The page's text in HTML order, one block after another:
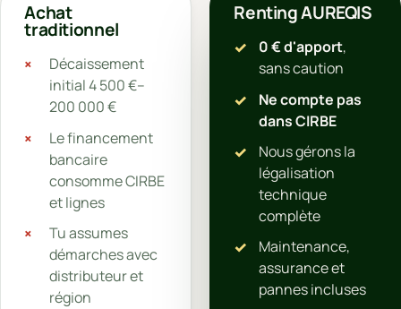
Achat
traditionnel
Décaissement
initial 4 500 €–
200 000 €
Le financement
bancaire
consomme CIRBE
et lignes
Tu assumes
démarches avec
distributeur et
région
Renting AUREQIS
0 € d'apport,
sans caution
Ne compte pas
dans CIRBE
Nous gérons la
légalisation
technique
complète
Maintenance,
assurance et
pannes incluses